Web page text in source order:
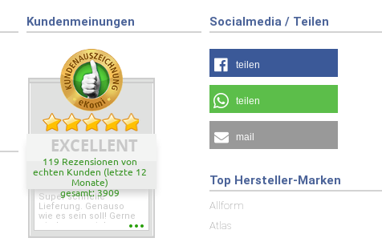
Kundenmeinungen
EXCELLENT
119 Rezensionen von
echten Kunden (letzte 12
Monate)
gesamt: 3909
Super schnelle
Lieferung. Genauso
wie es sein soll! Gerne
wieder wenn ich was
Socialmedia / Teilen
teilen
teilen
mail
Top Hersteller-Marken
Allform
Atlas